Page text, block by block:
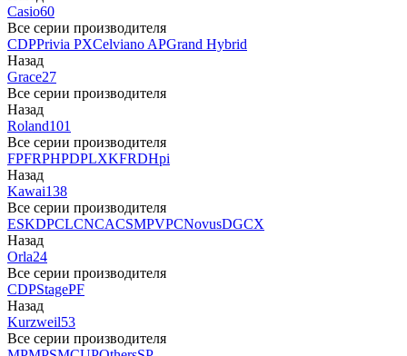
Casio60
Все серии производителя
CDPPrivia PXCelviano APGrand Hybrid
Назад
Grace27
Все серии производителя
Назад
Roland101
Все серии производителя
FPFRPHPDPLXKFRDHpi
Назад
Kawai138
Все серии производителя
ESKDPCLCNCACSMPVPCNovusDGCX
Назад
Orla24
Все серии производителя
CDPStagePF
Назад
Kurzweil53
Все серии производителя